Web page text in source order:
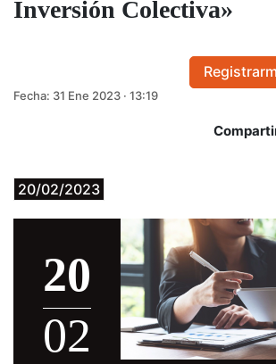
Inversión Colectiva»
Fecha: 31 Ene 2023 · 13:19
20/02/2023
20
02